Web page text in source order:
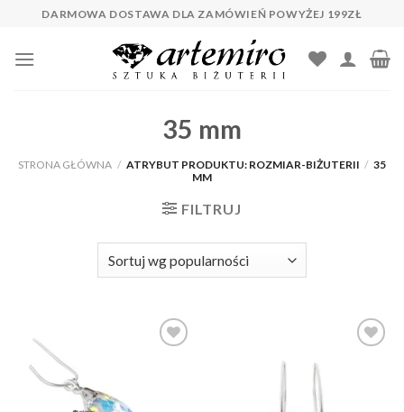
content
DARMOWA DOSTAWA DLA ZAMÓWIEŃ POWYŻEJ 199ZŁ
35 mm
STRONA GŁÓWNA / ATRYBUT PRODUKTU: ROZMIAR-BIŻUTERII / 35
MM
FILTRUJ